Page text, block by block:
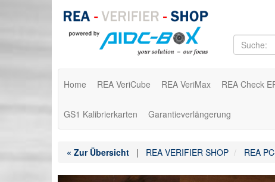
Home REA VeriCube REA VeriMax REA Check
GS1 Kalibrierkarten Garantieverlängerung
« Zur Übersicht | REA VERIFIER SHOP REA